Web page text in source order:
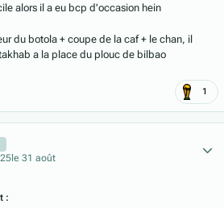
alors il a eu bcp d'occasion hein
du botola + coupe de la caf + le chan, il
a la place du plouc de bilbao
1
le 31 août
: